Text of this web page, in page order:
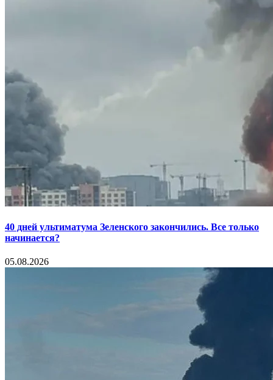
40 дней ультиматума Зеленского закончились. Все только
начинается?
05.08.2026